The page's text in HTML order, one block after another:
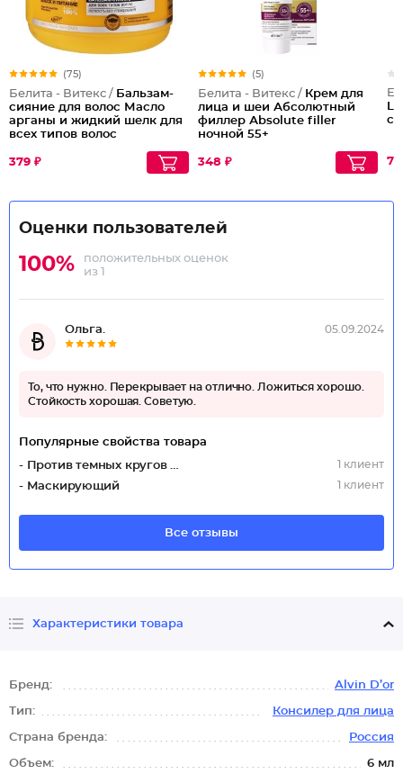
(75)
Белита - Витекс / Бальзам-
сияние для волос Масло
арганы и жидкий шелк для
всех типов волос
379 ₽
(5)
Белита - Витекс / Крем для
лица и шеи Абсолютный
филлер Аbsolute filler
ночной 55+
348 ₽ 77
Оценки пользователей
100%
положительных оценок
из 1
Ольга. 05.09.2024
То, что нужно. Перекрывает на отлично. Ложиться хорошо.
Стойкость хорошая. Советую.
Популярные свойства товара
- Против темных кругов под глазами
1 клиент
- Маскирующий 1 клиент
Все отзывы
Характеристики товара
Бренд: Alvin D’or
Тип: Консилер для лица
Страна бренда: Россия
Объем: 6 мл